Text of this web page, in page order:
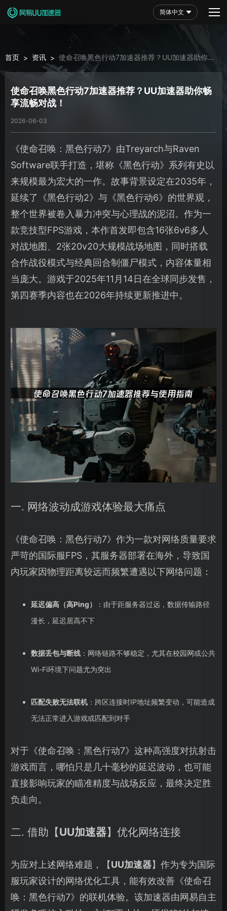
简体中文
首页 > 资讯 > 使命召唤黑色行动7加速器推荐？UU加速器助你畅
享流畅对战！
使命召唤黑色行动7加速器推荐？UU加速器助你畅
享流畅对战！
2026-06-03
《使命召唤：黑色行动7》由Treyarch与Raven
Software联手打造，堪称《黑色行动》系列有史以
来规模最为宏大的一作。故事背景设定在2035年，
延续了《黑色行动2》与《黑色行动6》的世界观，
整个世界被卷入暴力冲突与心理战的泥沼。作为一
款竞技型FPS游戏，本作首发即包含16张6v6多人
对战地图、2张20v20大规模战场地图，同时搭载
合作战役模式与经典回合制僵尸模式，内容体量相
当庞大。游戏于2025年11月14日在全球同步发售，
第四赛季内容也在2026年持续更新推进中。
一. 网络波动成游戏体验最大痛点
《使命召唤：黑色行动7》作为一款对网络质量要求
严苛的国际服FPS，其服务器部署在海外，导致国
内玩家因物理距离较远而频繁遭遇以下网络问题：
延迟偏高（高Ping）
：由于距服务器过远，数据传输路径
漫长，延迟居高不下
数据丢包与断线：网络链路不够稳定，尤其在校园网或公共
Wi-Fi环境下问题尤为突出
匹配失败无法联机：跨区连接时IP地址频繁变动，可能造成
无法正常进入游戏或匹配到对手
对于《使命召唤：黑色行动7》这种高强度对抗射击
游戏而言，哪怕只是几十毫秒的延迟波动，也可能
直接影响玩家的瞄准精度与战场反应，最终决定胜
负走向。
二. 借助【UU加速器】优化网络连接
为应对上述网络难题，【UU加速器】作为专为国际
服玩家设计的网络优化工具，能有效改善《使命召
唤：黑色行动7》的联机体验。该加速器由网易自主